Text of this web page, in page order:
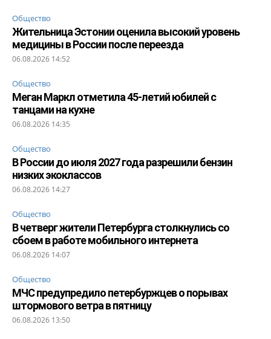
Общество
Жительница Эстонии оценила высокий уровень
медицины в России после переезда
06.08.2026 14:52
Общество
Меган Маркл отметила 45-летий юбилей с
танцами на кухне
06.08.2026 14:35
Общество
В России до июля 2027 года разрешили бензин
низких экоклассов
06.08.2026 14:27
Общество
В четверг жители Петербурга столкнулись со
сбоем в работе мобильного интернета
06.08.2026 14:07
Общество
МЧС предупредило петербуржцев о порывах
штормового ветра в пятницу
06.08.2026 13:50